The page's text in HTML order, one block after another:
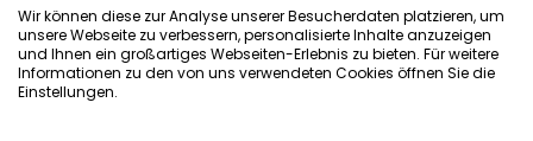
Herzlich Willkommen bei der
Onlineversion von Ihrem
Wir können diese zur Analyse unserer Besucherdaten platzieren, um
unsere Webseite zu verbessern, personalisierte Inhalte anzuzeigen
und Ihnen ein großartiges Webseiten-Erlebnis zu bieten. Für weitere
Informationen zu den von uns verwendeten Cookies öffnen Sie die
Einstellungen.